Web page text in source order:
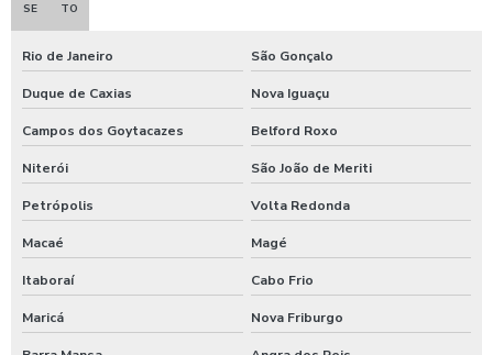
Ficheiro para chuveiro
Ficheiro para ducha de praia
Germicida para carros
Higienização automotiva
Higienização automotiva contra covid 19
Higienização automotiva preço
SE TO
Rio de Janeiro São Gonçalo
Duque de Caxias Nova Iguaçu
Campos dos Goytacazes Belford Roxo
Niterói São João de Meriti
Petrópolis Volta Redonda
Macaé Magé
Itaboraí Cabo Frio
Maricá Nova Friburgo